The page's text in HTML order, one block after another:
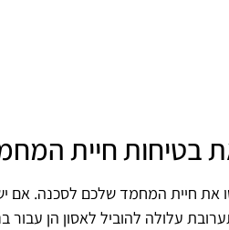
בטיחות חיית
את חיית המחמד שלכם לסכנה. אם
עלולה להוביל לאסון הן עבור